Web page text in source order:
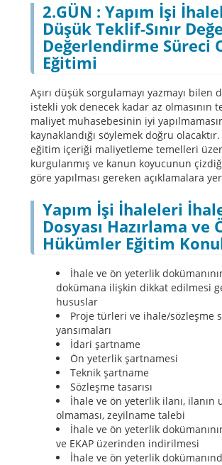
2.GÜN : Yapım İşi
Düşük Teklif-Sınır
Değerlendirme Süreci
Eğitimi
Aşırı düşük sorgulamayı yazmayı bilen
istekli yok denecek kadar az olmasının
maliyet muhasebesinin iyi
kaynaklandığı söylemek doğru
eğitim içeriği maliyetleme temelleri
kurgulanmış ve kanun koyucunun
göre yapılması gereken açıklamalara
Yapım İşi İhaleleri
Dosyası Hazırlama ve
Hükümler Eğitim
İhale ve ön yeterlik
dokümana ilişkin dikkat edilmesi
hususlar
Proje türleri ve ihale/sözleşme
yansımaları
İdari şartname
Ön yeterlik şartnamesi
Teknik şartname
Sözleşme tasarısı
İhale ve ön yeterlik ilanı, ilanın
olmaması, zeyilname talebi
İhale ve ön yeterlik
ve EKAP üzerinden indirilmesi
İhale ve ön yeterlik